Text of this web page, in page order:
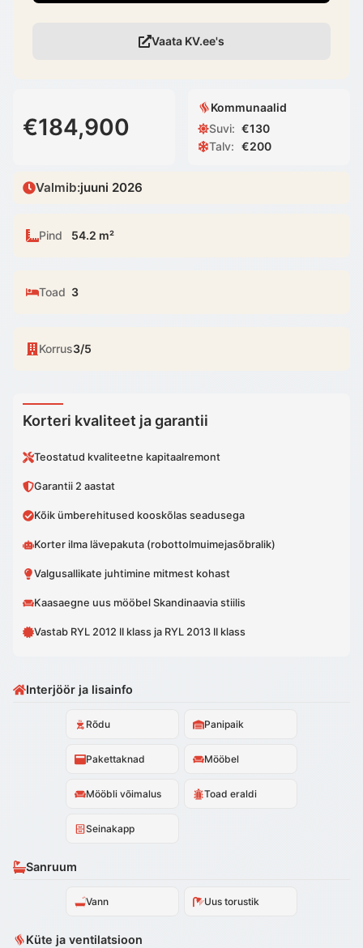
Vaata KV.ee's
€184,900
Kommunaalid
Suvi: €130
Talv: €200
Valmib:juuni 2026
Pind 54.2 m²
Toad 3
Korrus3/5
Korteri kvaliteet ja garantii
Teostatud kvaliteetne kapitaalremont
Garantii 2 aastat
Kõik ümberehitused kooskõlas seadusega
Korter ilma lävepakuta (robottolmuimejasõbralik)
Valgusallikate juhtimine mitmest kohast
Kaasaegne uus mööbel Skandinaavia stiilis
Vastab RYL 2012 II klass ja RYL 2013 II klass
Interjöör ja lisainfo
Rõdu Panipaik
Pakettaknad Mööbel
Mööbli võimalus Toad eraldi
Seinakapp
Sanruum
Vann Uus torustik
Küte ja ventilatsioon